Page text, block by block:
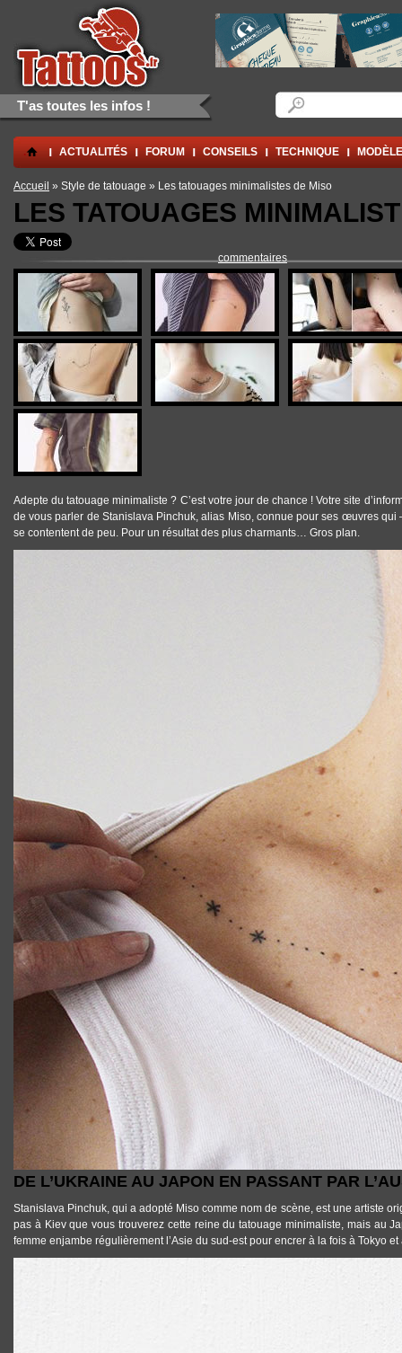
Aller au contenu principal
Skip to navigation
T'as toutes les infos !
. ACTUALITÉS FORUM CONSEILS TECHNIQUE
Vous êtes ici
Accueil » Style de tatouage » Les tatouages minimalistes de Miso
LES TATOUAGES
commentaires
Adepte dutatouage minimaliste ? C’est votre jour de chance ! Votre site
de vous parler de Stanislava Pinchuk, alias Miso, connue pour ses œuvres qui
se contentent de peu. Pour un résultat des plus charmants… Gros plan.
DE L’UKRAINE AU JAPON EN PASSANT PAR
Stanislava Pinchuk, qui a adopté Misocomme nom de scène, est une artiste
pas à Kiev que vous trouverez cette reine dutatouage minimaliste, mais au
femme enjambe régulièrement l’Asie du sud-est pour encrer à la fois à Tokyo
TATTOOS_TATOUAGE_MINIMALISTE_MISO_04.JPG